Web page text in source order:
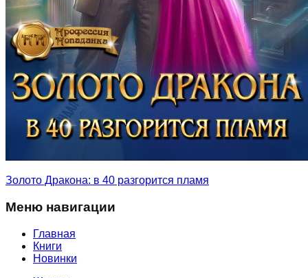
Золото Дракона: в 40 разгорится пламя
Меню навигации
Главная
Книги
Новинки